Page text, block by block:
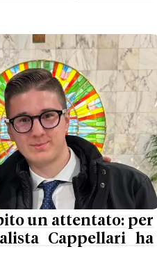
un attentato: per
Cappellari ha